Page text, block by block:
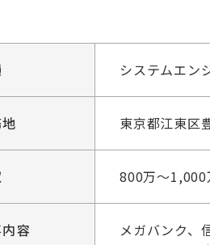
システムエン
東京都江東
800万～1,000
容
メガバンク、